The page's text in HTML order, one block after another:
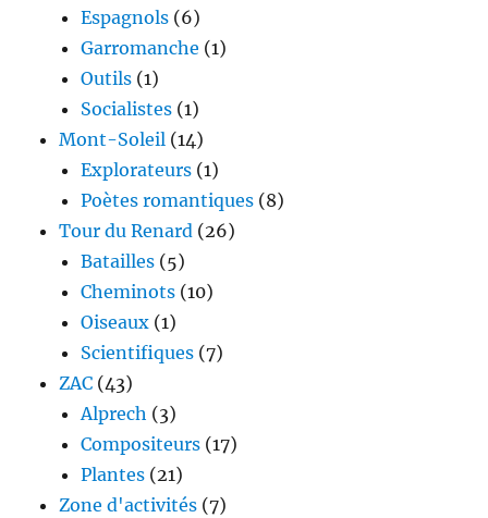
Espagnols (6)
Garromanche (1)
Outils (1)
Socialistes (1)
Mont-Soleil (14)
Explorateurs (1)
Poètes romantiques (8)
Tour du Renard (26)
Batailles (5)
Cheminots (10)
Oiseaux (1)
Scientifiques (7)
ZAC (43)
Alprech (3)
Compositeurs (17)
Plantes (21)
Zone d'activités (7)